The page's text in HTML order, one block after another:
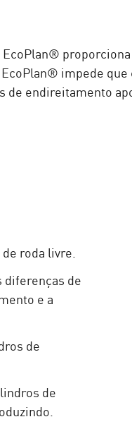
impede
endireitamento
roda livre.
diferenças de
e a
de
de